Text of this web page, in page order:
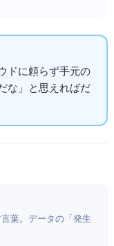
ドに頼らず手元の
な」と思えればだ
言葉。データの「発生